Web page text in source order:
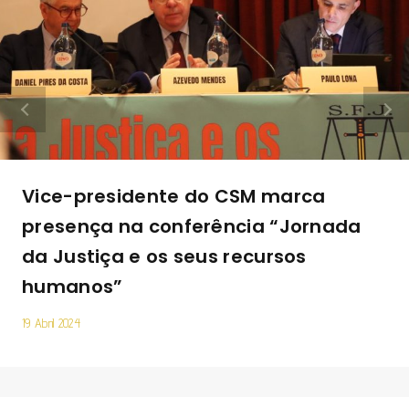
Vice-presidente do CSM marca
presença na conferência “Jornada
da Justiça e os seus recursos
humanos”
19 Abril 2024